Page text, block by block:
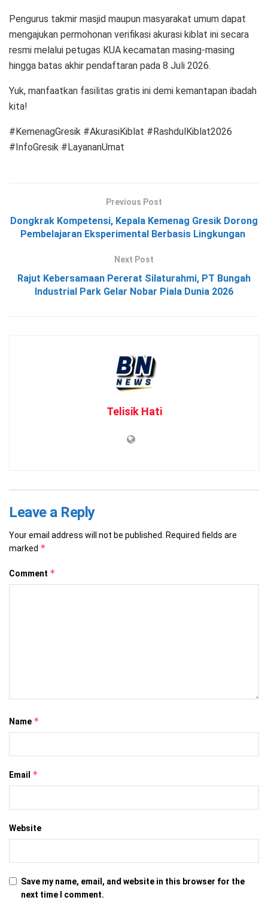
Pengurus takmir masjid maupun masyarakat umum dapat
mengajukan permohonan verifikasi akurasi kiblat ini secara
resmi melalui petugas KUA kecamatan masing-masing
hingga batas akhir pendaftaran pada 8 Juli 2026.
Yuk, manfaatkan fasilitas gratis ini demi kemantapan ibadah
kita!
#KemenagGresik #AkurasiKiblat #RashdulKiblat2026
#InfoGresik #LayananUmat
Previous Post
Dongkrak Kompetensi, Kepala Kemenag Gresik Dorong
Pembelajaran Eksperimental Berbasis Lingkungan
Next Post
Rajut Kebersamaan Pererat Silaturahmi, PT Bungah
Industrial Park Gelar Nobar Piala Dunia 2026
Telisik Hati
Leave a Reply
Your email address will not be published. Required fields are
marked *
Comment *
Name *
Email *
Website
Save my name, email, and website in this browser for the
next time I comment.